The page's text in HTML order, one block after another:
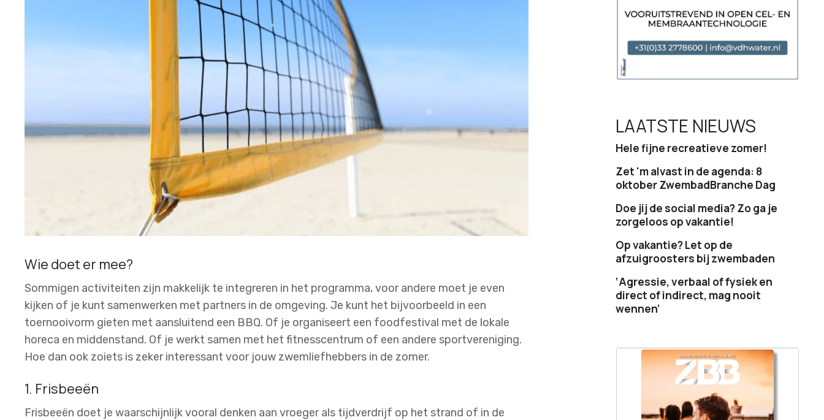
Wie doet er mee?
Sommigen activiteiten zijn makkelijk te integreren in het programma, voor andere moet je even
kijken of je kunt samenwerken met partners in de omgeving. Je kunt het bijvoorbeeld in een
toernooivorm gieten met aansluitend een BBQ. Of je organiseert een foodfestival met de lokale
horeca en middenstand. Of je werkt samen met het fitnesscentrum of een andere sportvereniging.
Hoe dan ook zoiets is zeker interessant voor jouw zwemliefhebbers in de zomer.
1. Frisbeeën
Frisbeeën doet je waarschijnlijk vooral denken aan vroeger als tijdverdrijf op het strand of in de
LAATSTE NIEUWS
Hele fijne recreatieve zomer!
Zet 'm alvast in de agenda: 8
oktober ZwembadBranche Dag
Doe jij de social media? Zo ga je
zorgeloos op vakantie!
Op vakantie? Let op de
afzuigroosters bij zwembaden
‘Agressie, verbaal of fysiek en
direct of indirect, mag nooit
wennen’